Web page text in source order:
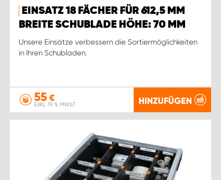
EINSATZ 18 FÄCHER FÜR 612,5 MM
BREITE SCHUBLADE HÖHE: 70 MM
Unsere Einsätze verbessern die Sortiermöglichkeiten
in Ihren Schubladen.
55 €
EXKL. 19 % MWST. HINZUFÜGEN